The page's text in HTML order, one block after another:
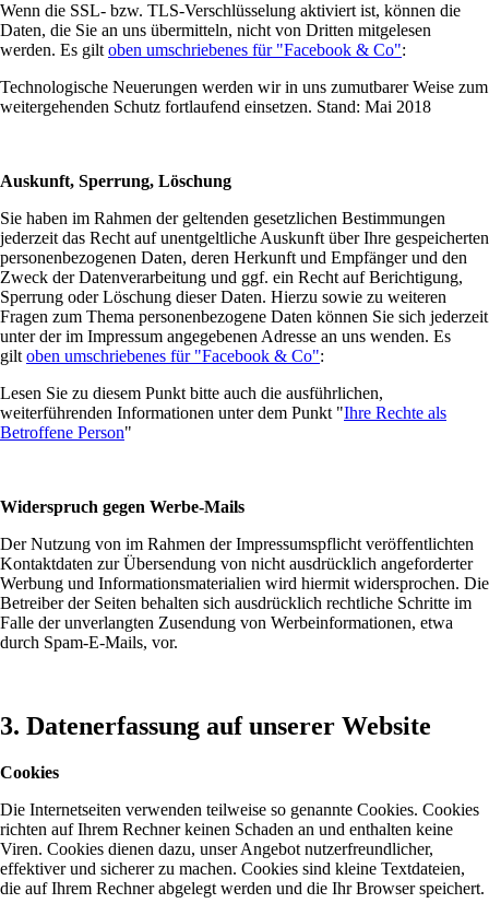
Wenn die SSL- bzw. TLS-Verschlüsselung aktiviert ist, können die
Daten, die Sie an uns übermitteln, nicht von Dritten mitgelesen
werden. Es giltoben umschriebenes für "Facebook & Co":
Technologische Neuerungen werden wir in uns zumutbarer Weise zum
weitergehenden Schutz fortlaufend einsetzen. Stand: Mai 2018
Auskunft, Sperrung, Löschung
Sie haben im Rahmen der geltenden gesetzlichen Bestimmungen
jederzeit das Recht auf unentgeltliche Auskunft über Ihre gespeicherten
personenbezogenen Daten, deren Herkunft und Empfänger und den
Zweck der Datenverarbeitung und ggf. ein Recht auf Berichtigung,
Sperrung oder Löschung dieser Daten. Hierzu sowie zu weiteren
Fragen zum Thema personenbezogene Daten können Sie sich jederzeit
unter der im Impressum angegebenen Adresse an uns wenden. Es
giltoben umschriebenes für "Facebook & Co":
Lesen Sie zu diesem Punkt bitte auch die ausführlichen,
weiterführenden Informationen unter dem Punkt "Ihre Rechte als
Betroffene Person"
Widerspruch gegen Werbe-Mails
Der Nutzung von im Rahmen der Impressumspflicht veröffentlichten
Kontaktdaten zur Übersendung von nicht ausdrücklich angeforderter
Werbung und Informationsmaterialien wird hiermit widersprochen. Die
Betreiber der Seiten behalten sich ausdrücklich rechtliche Schritte im
Falle der unverlangten Zusendung von Werbeinformationen, etwa
durch Spam-E-Mails, vor.
3. Datenerfassung auf unserer Website
Cookies
Die Internetseiten verwenden teilweise so genannte Cookies. Cookies
richten auf Ihrem Rechner keinen Schaden an und enthalten keine
Viren. Cookies dienen dazu, unser Angebot nutzerfreundlicher,
effektiver und sicherer zu machen. Cookies sind kleine Textdateien,
die auf Ihrem Rechner abgelegt werden und die Ihr Browser speichert.